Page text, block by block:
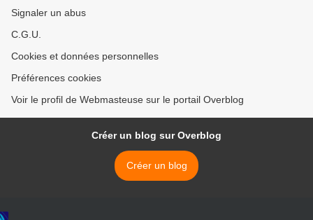
Signaler un abus
C.G.U.
Cookies et données personnelles
Préférences cookies
Voir le profil de Webmasteuse sur le portail Overblog
Créer un blog sur Overblog
Créer un blog